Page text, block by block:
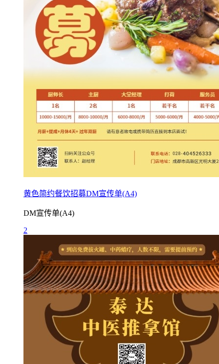
黄色简约餐饮招募DM宣传单(A4)
DM宣传单(A4)
2